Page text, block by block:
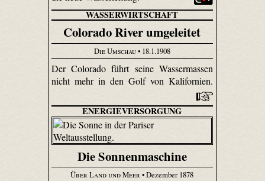
WASSERWIRTSCHAFT
Colorado River umgeleitet
Die Umschau• 18.1.1908
Der Colorado führt seine Wassermassen
nicht mehr in den Golf von Kalifornien.
ENERGIEVERSORGUNG
Die Sonnenmaschine
Über Land und Meer• Dezember 1878